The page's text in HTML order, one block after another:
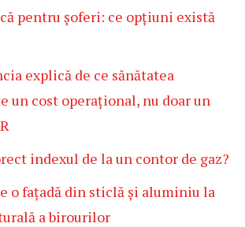
pentru șoferi: ce opțiuni există
explică de ce sănătatea
un cost operațional, nu doar un
indexul de la un contor de gaz?
o fațadă din sticlă și aluminiu la
a birourilor